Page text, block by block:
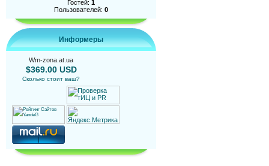
Гостей: 1
Пользователей: 0
Информеры
Wm-zona.at.ua
$369.00 USD
Сколько стоит ваш?